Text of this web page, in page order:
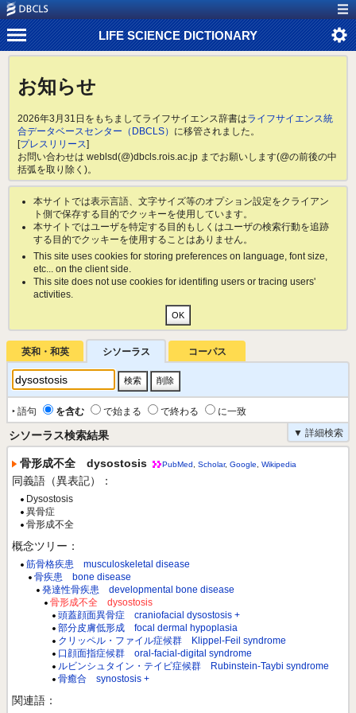
LIFE SCIENCE DICTIONARY
お知らせ
2026年3月31日をもちましてライフサイエンス辞書はライフサイエンス統
合データベースセンター（DBCLS） に移管されました。
[プレスリリース]
お問い合わせは weblsd(@)dbcls.rois.ac.jp までお願いします(@の前後の中
括弧を取り除く)。
本サイトでは表示言語、文字サイズ等のオプション設定をクライアン
ト側で保存する目的でクッキーを使用しています。
本サイトではユーザを特定する目的もしくはユーザの検索行動を追跡
する目的でクッキーを使用することはありません。
This site uses cookies for storing preferences on language, font size,
etc... on the client side.
This site does not use cookies for identifing users or tracing users'
activities.
英和・和英 シソーラス コーパス
‣ 語句 を含む で始まる で終わる
に一致
▼ 詳細検索
シソーラス検索結果
骨形成不全 dysostosis PubMed Scholar, Google Wikipedia
同義語（異表記）：
Dysostosis
異骨症
骨形成不全
概念ツリー：
筋骨格疾患 musculoskeletal disease
骨疾患 bone disease
発達性骨疾患 developmental bone disease
骨形成不全 dysostosis
頭蓋顔面異骨症 craniofacial dysostosis +
部分皮膚低形成 focal dermal hypoplasia
クリッペル・ファイル症候群 Klippel-Feil syndrome
口顔面指症候群 oral-facial-digital syndrome
ルビンシュタイン・テイビ症候群 Rubinstein-Taybi syndrome
骨癒合 synostosis +
関連語：